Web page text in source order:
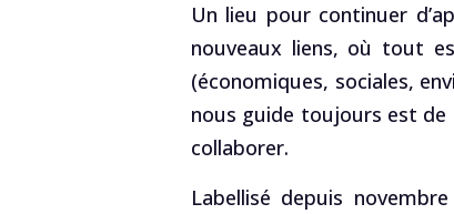
Un lieu pour continuer
nouveaux liens, où tout
(économiques, sociales,
nous guide toujours est
collaborer.
Labellisé depuis